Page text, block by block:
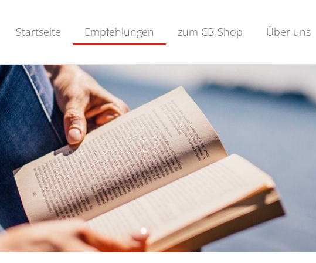
Startseite Empfehlungen zum CB-Shop Über uns